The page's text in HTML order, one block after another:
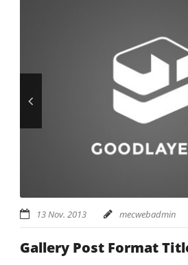
13 Nov. 2013 mecwebadmin
Gallery Post Format